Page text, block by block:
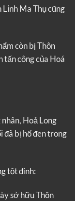
Linh Ma Thụ cũng
còn bị Thôn
tấn công của Hoá
Hoả Long
đã bị hố đen trong
tột đỉnh:
sở hữu Thôn